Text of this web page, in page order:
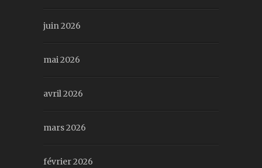
juin 2026
mai 2026
avril 2026
mars 2026
février 2026